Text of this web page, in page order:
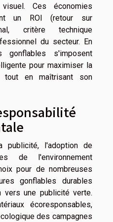
Ces économies
un ROI (retour sur
critère technique
du secteur. En
gonflables s'imposent
pour maximiser la
tout en maîtrisant son
publicité, l'adoption de
de l'environnement
pour de nombreuses
gonflables durables
vers une publicité verte.
écoresponsables,
des campagnes